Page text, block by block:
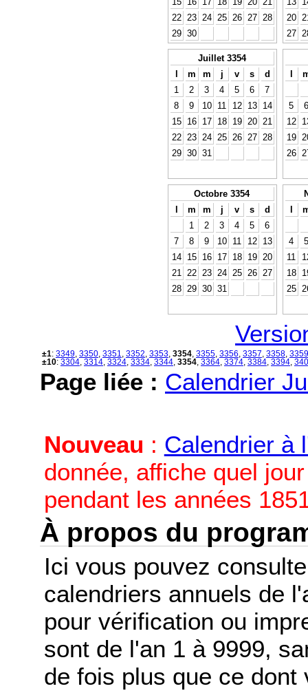
22
23 24 25 26 27
28
29 30
20
27
Juillet 3354
l
m m j v s
d
1
2 3 4 5 6
7
8
9 10 11 12 13
14
15
16 17 18 19 20
21
22
23 24 25 26 27
28
29 30 31
l
5
6
12
19
26
Octobre 3354
l
m m j v s
d
1
2 3 4 5
6
7
8 9 10 11 12
13
14
15 16 17 18 19
20
21
22 23 24 25 26
27
28
29 30 31
l
4
5
11
18
25
±1: 3349 3350 3351 3352 3353 3354 3355 3356 3357 3358 3359
±10: 3304 3314 3324 3334 3344 3354 3364 3374 3384 3394
Page liée : Calendrier
Nouveau : Calendrier à
donnée, affiche quel
pendant les années
À propos du
Ici vous pouvez
calendriers annuels de
pour vérification ou
sont de l'an 1 à 9999,
de fois plus que ce dont